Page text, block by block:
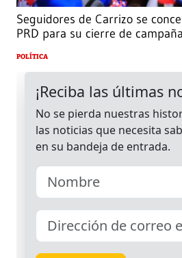
Seguidores de Carrizo se
PRD para su cierre de campaña
POLÍTICA